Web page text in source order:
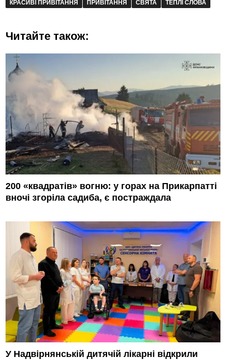
КРАСИВІ ПРИВІТАННЯ ПРИВІТАННЯ СВЯТА ТЕПЛІ СЛОВА
Читайте також:
200 «квадратів» вогню: у горах на Прикарпатті
вночі згоріла садиба, є постраждала
У Надвірнянській дитячій лікарні відкрили